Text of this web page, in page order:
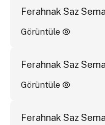
Ferahnak Saz
Görüntüle
Ferahnak Saz
Görüntüle
Ferahnak Saz